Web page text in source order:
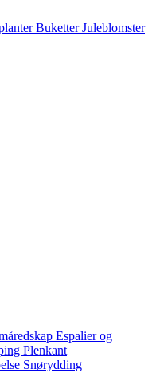
BuketterJuleblomster
Espalier og
Plenkant
Snørydding